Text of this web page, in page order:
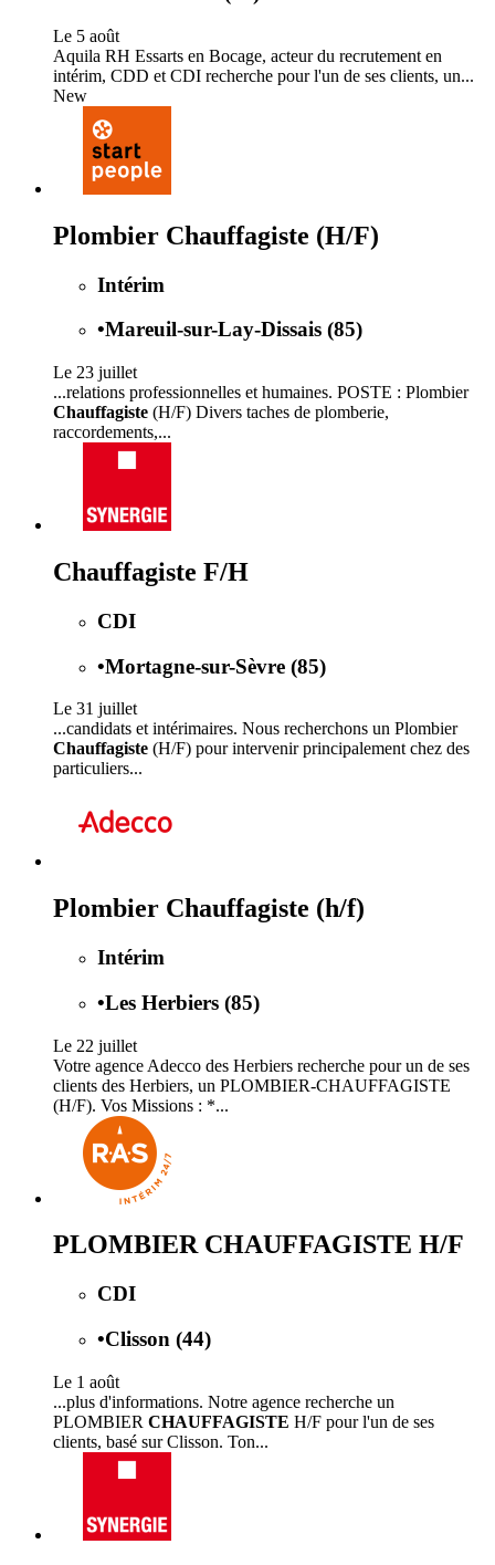
Le 5 août
Aquila RH Essarts en Bocage, acteur du recrutement en
intérim, CDD et CDI recherche pour l'un de ses clients, un...
New
Plombier Chauffagiste (H/F)
Intérim
•Mareuil-sur-Lay-Dissais (85)
Le 23 juillet
...relations professionnelles et humaines. POSTE : Plombier
Chauffagiste (H/F) Divers taches de plomberie,
raccordements,...
Chauffagiste F/H
CDI
•Mortagne-sur-Sèvre (85)
Le 31 juillet
...candidats et intérimaires. Nous recherchons un Plombier
Chauffagiste (H/F) pour intervenir principalement chez des
particuliers...
Plombier Chauffagiste (h/f)
Intérim
•Les Herbiers (85)
Le 22 juillet
Votre agence Adecco des Herbiers recherche pour un de ses
clients des Herbiers, un PLOMBIER-CHAUFFAGISTE
(H/F). Vos Missions : *...
PLOMBIER CHAUFFAGISTE H/F
CDI
•Clisson (44)
Le 1 août
...plus d'informations. Notre agence recherche un
PLOMBIER CHAUFFAGISTE H/F pour l'un de ses
clients, basé sur Clisson. Ton...